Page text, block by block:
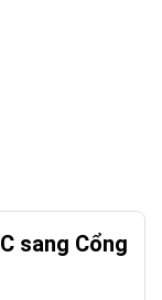
sang Cổng